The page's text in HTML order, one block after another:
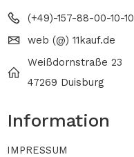
(+49)-157-88-00-10-10
web (@) 11kauf.de
Weißdornstraße 23
47269 Duisburg
Information
IMPRESSUM